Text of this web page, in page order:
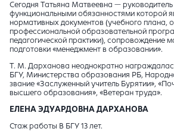
Сегодня Татьяна Матвеевна —
функциональными обязанностями которой
нормативных документов (учебного плана,
профессиональной образовательной
педагогической практики), сопровождение
подготовки «менеджмент в образовании».
Т. М. Дарханова неоднократно
БГУ, Министерства образования РБ,
звание «Заслуженный учитель Бурятии»,
высшего образования», «Ветеран труда».
ЕЛЕНА ЭДУАРДОВНА ДАРХАНОВА
Стаж работы В БГУ 13 лет.